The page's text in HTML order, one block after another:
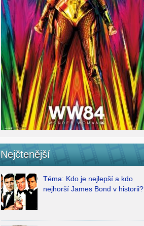
Nejčtenější
Téma: Kdo je nejlepší a kdo
nejhorší James Bond v historii?